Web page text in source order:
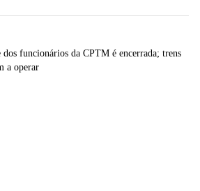
dos funcionários da CPTM é encerrada; trens
a operar